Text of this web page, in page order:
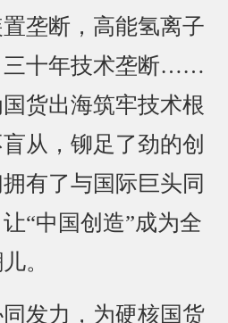
垄断，高能氢离子
三十年技术垄断……
货出海筑牢技术根
从，铆足了劲的创
有了与国际巨头同
“中国创造”成为全
。
力，为硬核国货